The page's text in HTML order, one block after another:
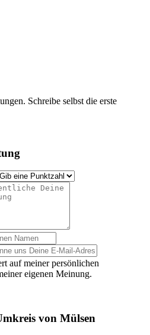
Schreibe selbst die erste
auf meiner persönlichen
eigenen Meinung.
von Mülsen